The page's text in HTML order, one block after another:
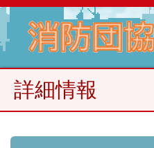
詳細情報